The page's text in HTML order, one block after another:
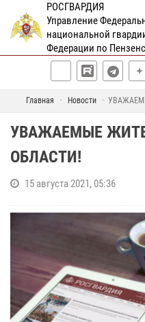
РОСГВАРДИЯ
Управление
национальной
Федерации по
Главная Новости
УВАЖАЕМЫЕ
ОБЛАСТИ!
15 августа 2021, 05:36